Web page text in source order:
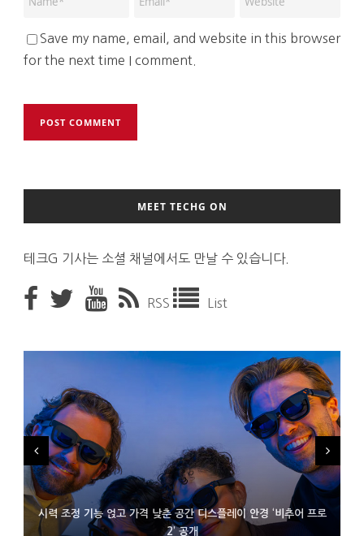
Save my name, email, and website in this browser
for the next time I comment.
MEET TECHG ON
테크G 기사는 소셜 채널에서도 만날 수 있습니다.
RSS List
시력 조정 기능 얹고 가격 낮춘 공간 디스플레이 안경 ‘비추어 프로
2’ 공개
D램 부족에 10억달러어치 아이폰18 프로세서 패키징 대기 중
300~400달러 반지형 스피커 준비하는 오픈AI